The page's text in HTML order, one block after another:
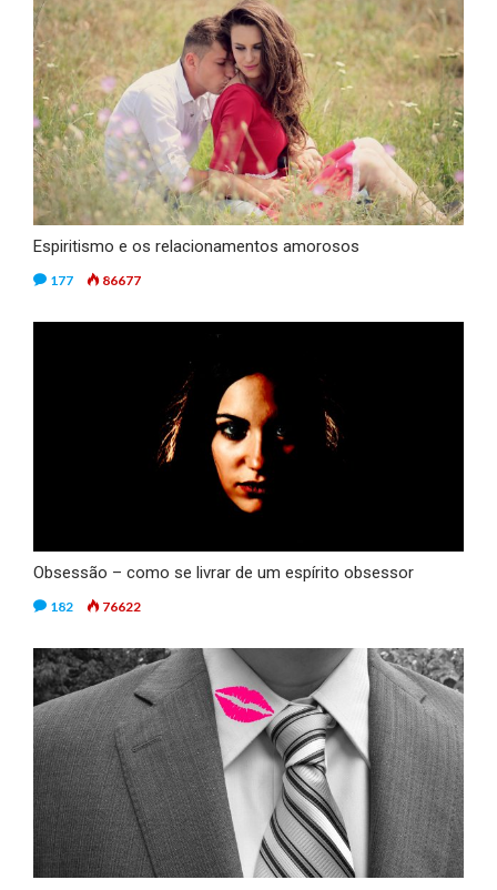
Espiritismo e os relacionamentos amorosos
177 86677
Obsessão – como se livrar de um espírito obsessor
182 76622